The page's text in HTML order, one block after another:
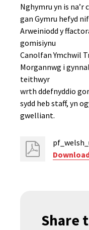
Nghymru yn is na’r
gan Gymru hefyd
Arweiniodd y
gomisiynu
Canolfan Ymchwil
Morgannwg i
teithwyr
wrth ddefnyddio
sydd heb staff, yn
gwelliant.
Share